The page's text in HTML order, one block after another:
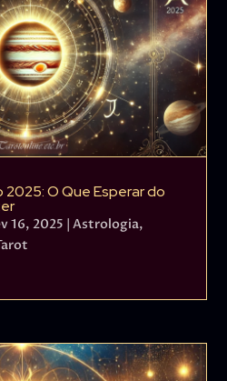
O Que Esperar do
16, 2025 |Astrologia,